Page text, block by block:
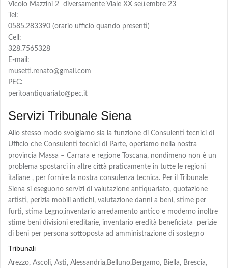
Vicolo Mazzini 2 diversamente Viale XX settembre 23
Tel:
0585.283390 (orario ufficio quando presenti)
Cell:
328.7565328
E-mail:
musetti.renato@gmail.com
PEC:
peritoantiquariato@pec.it
Servizi Tribunale Siena
Allo stesso modo svolgiamo sia la funzione di Consulenti tecnici di
Ufficio che Consulenti tecnici di Parte, operiamo nella nostra
provincia Massa – Carrara e regione Toscana, nondimeno non è un
problema spostarci in altre città praticamente in tutte le regioni
italiane , per fornire la nostra consulenza tecnica. Per il Tribunale
Siena si eseguono servizi di valutazione antiquariato, quotazione
artisti, perizia mobili antichi, valutazione danni a beni, stime per
furti, stima Legno,inventario arredamento antico e moderno inoltre
stime beni divisioni ereditarie, inventario eredità beneficiata perizie
di beni per persona sottoposta ad amministrazione di sostegno
Tribunali
Arezzo, Ascoli, Asti, Alessandria,Belluno,Bergamo, Biella, Brescia,